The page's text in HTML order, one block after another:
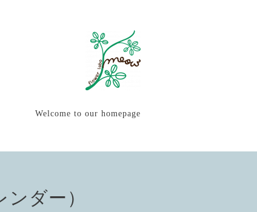
Welcome to our homepage
ダー）